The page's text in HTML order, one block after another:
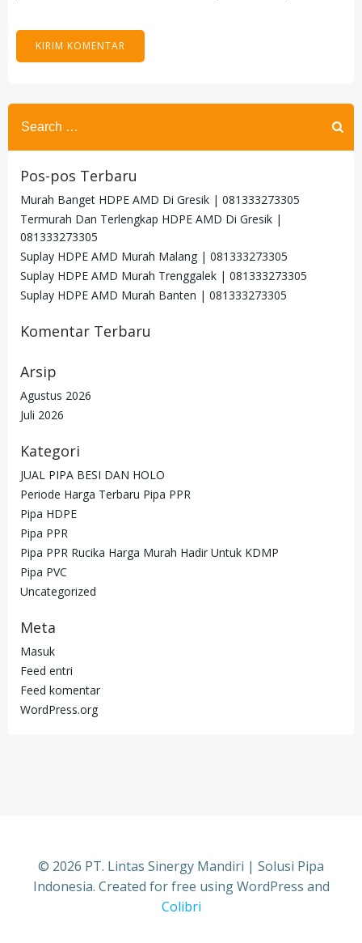
Search
for:
Pos-pos Terbaru
Murah Banget HDPE AMD Di Gresik | 081333273305
Termurah Dan Terlengkap HDPE AMD Di Gresik |
081333273305
Suplay HDPE AMD Murah Malang | 081333273305
Suplay HDPE AMD Murah Trenggalek | 081333273305
Suplay HDPE AMD Murah Banten | 081333273305
Komentar Terbaru
Arsip
Agustus 2026
Juli 2026
Kategori
JUAL PIPA BESI DAN HOLO
Periode Harga Terbaru Pipa PPR
Pipa HDPE
Pipa PPR
Pipa PPR Rucika Harga Murah Hadir Untuk KDMP
Pipa PVC
Uncategorized
Meta
Masuk
Feed entri
Feed komentar
WordPress.org
© 2026 PT. Lintas Sinergy Mandiri | Solusi Pipa
Indonesia. Created for free using WordPress and
Colibri